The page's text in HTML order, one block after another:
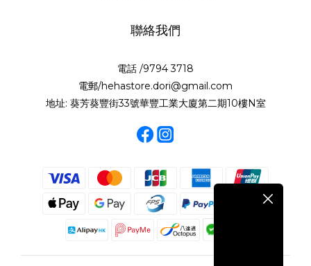
聯絡我們
電話 /9794 3718
電郵/hehastore.dori@gmail.com
地址: 葵芳葵豐街33號華豐工業大廈第二期10樓N室